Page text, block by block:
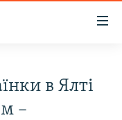
в Ялті
–